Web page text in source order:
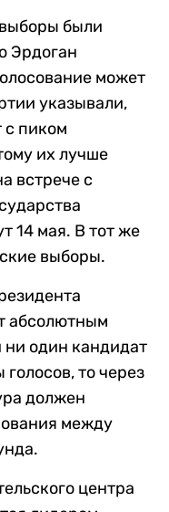
были
Эрдоган
может
указывали,
с пиком
их лучше
встрече с
14 мая. В тот же
выборы.
абсолютным
ни один кандидат
то через
должен
между
центра